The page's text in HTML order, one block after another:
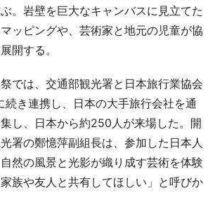
。岩壁を巨大なキャンバスに見立てた
ッピングや、芸術家と地元の児童が協
開する。
では、交通部観光署と日本旅行業協会
続き連携し、日本の大手旅行会社を通
し、日本から約250人が来場した。開
署の鄭憶萍副組長は、参加した日本人
然の風景と光影が織り成す芸術を体験
族や友人と共有してほしい」と呼びか